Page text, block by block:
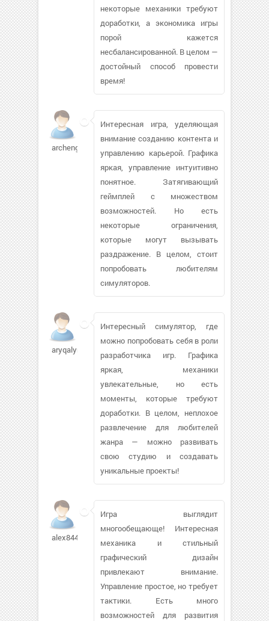
некоторые механики требуют
доработки, а экономика игры
порой кажется
несбалансированной. В целом —
достойный способ провести
время!
archengel
Интересная игра, уделяющая
внимание созданию контента и
управлению карьерой. Графика
яркая, управление интуитивно
понятное. Затягивающий
геймплей с множеством
возможностей. Но есть
некоторые ограничения,
которые могут вызывать
раздражение. В целом, стоит
попробовать любителям
симуляторов.
aryqalyn780
Интересный симулятор, где
можно попробовать себя в роли
разработчика игр. Графика
яркая, механики
увлекательные, но есть
моменты, которые требуют
доработки. В целом, неплохое
развлечение для любителей
жанра — можно развивать
свою студию и создавать
уникальные проекты!
alex844gp586
Игра выглядит
многообещающе! Интересная
механика и стильный
графический дизайн
привлекают внимание.
Управление простое, но требует
тактики. Есть много
возможностей для развития